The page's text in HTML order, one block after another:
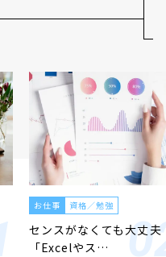
お仕事 資格／勉強
センスがなくても大丈夫
「Excelやス…